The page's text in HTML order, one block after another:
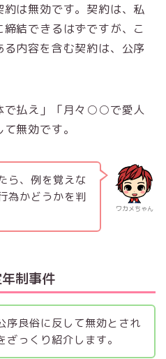
は無効です。契約は、私
結できるはずですが、こ
内容を含む契約は、公序
で払え」「月々○○で愛人
無効です。
ワカメちゃん
ら、例を覚えな
為かどうかを判
制事件
序良俗に反して無効とされ
ざっくり紹介します。